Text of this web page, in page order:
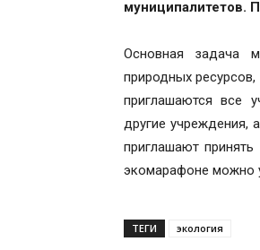
муниципалитетов.
Основная задача
природных
приглашаются все
другие учреждения,
приглашают
экомарафоне можно
ТЕГИ экология